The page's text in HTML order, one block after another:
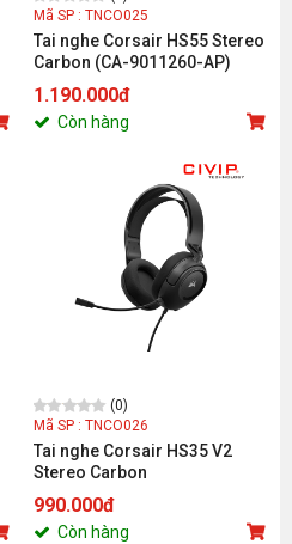
Mã SP : TNCO025
Tai nghe Corsair HS55 Stereo
Carbon (CA-9011260-AP)
1.190.000đ
Còn hàng
(0)
Mã SP : TNCO026
Tai nghe Corsair HS35 V2
Stereo Carbon
990.000đ
Còn hàng